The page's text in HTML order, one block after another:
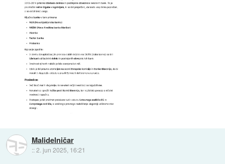
Malidelničar
::2. jun 2025, 16:21